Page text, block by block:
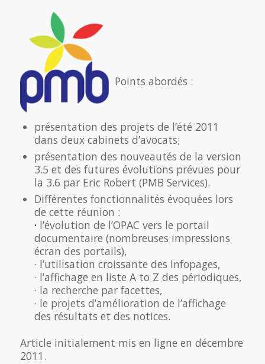
Points abordés :
présentation des projets de l’été 2011
dans deux cabinets d’avocats;
présentation des nouveautés de la version
3.5 et des futures évolutions prévues pour
la 3.6 par Eric Robert (PMB Services).
Différentes fonctionnalités évoquées lors
de cette réunion :
· l’évolution de l’OPAC vers le portail
documentaire (nombreuses impressions
écran des portails),
· l’utilisation croissante des Infopages,
· l’affichage en liste A to Z des périodiques,
· la recherche par facettes,
· le projets d’amélioration de l’affichage
des résultats et des notices.
Article initialement mis en ligne en décembre
2011.